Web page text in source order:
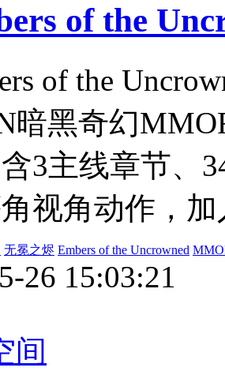
of the
of the
暗黑奇幻
3主线章节、
视角动作，
无冕之烬 Embers of the Uncrowned
26 15:03:21
间